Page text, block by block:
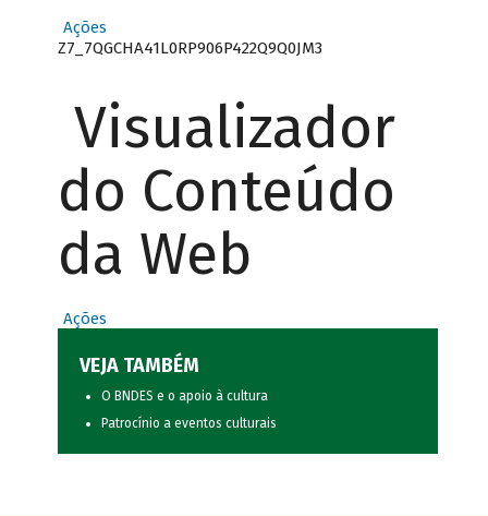
Ações
Z7_7QGCHA41L0RP906P422Q9Q0JM3
Visualizador
do Conteúdo
da Web
Ações
VEJA TAMBÉM
O BNDES e o apoio à cultura
Patrocínio a eventos culturais